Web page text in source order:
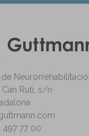
Ruti, s/n
497 77 00